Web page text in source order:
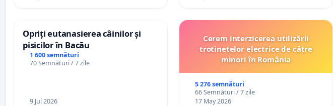
Opriți eutanasierea câinilor și
pisicilor în Bacău
1 600 semnături
70 Semnături / 7 zile
9 Jul 2026
Cerem interzicerea utilizării
trotinetelor electrice de către
minori în România
5 276 semnături
66 Semnături / 7 zile
17 May 2026